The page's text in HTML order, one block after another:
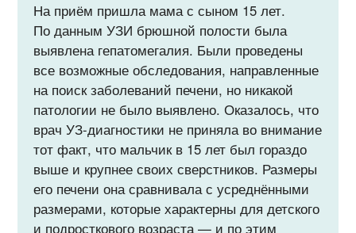
На приём пришла мама с сыном 15 лет.
По данным УЗИ брюшной полости была
выявлена гепатомегалия. Были проведены
все возможные обследования, направленные
на поиск заболеваний печени, но никакой
патологии не было выявлено. Оказалось, что
врач УЗ-диагностики не приняла во внимание
тот факт, что мальчик в 15 лет был гораздо
выше и крупнее своих сверстников. Размеры
его печени она сравнивала с усреднёнными
размерами, которые характерны для детского
и подросткового возраста — и по этим